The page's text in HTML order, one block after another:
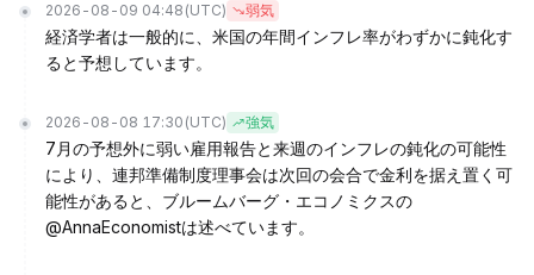
2026-08-09 04:48 (UTC) 弱気
経済学者は一般的に、米国の年間インフレ率がわずかに鈍化す
ると予想しています。
2026-08-08 17:30 (UTC) 強気
7月の予想外に弱い雇用報告と来週のインフレの鈍化の可能性
により、連邦準備制度理事会は次回の会合で金利を据え置く可
能性があると、ブルームバーグ・エコノミクスの
@AnnaEconomistは述べています。